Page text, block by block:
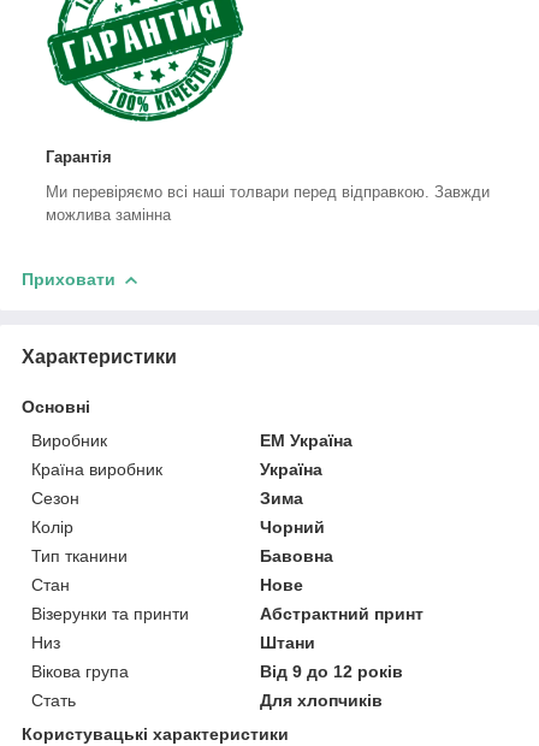
Гарантія
Ми перевіряємо всі наші толвари перед відправкою. Завжди
можлива замінна
Приховати
Характеристики
Основні
Виробник
ЕМ Україна
Країна виробник
Україна
Сезон
Зима
Колір
Чорний
Тип тканини
Бавовна
Стан
Нове
Візерунки та принти
Абстрактний принт
Низ
Штани
Вікова група
Від 9 до 12 років
Стать
Для хлопчиків
Користувацькі характеристики